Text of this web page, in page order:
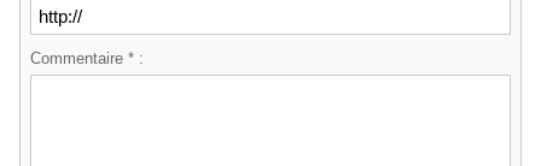
Commentaire * :